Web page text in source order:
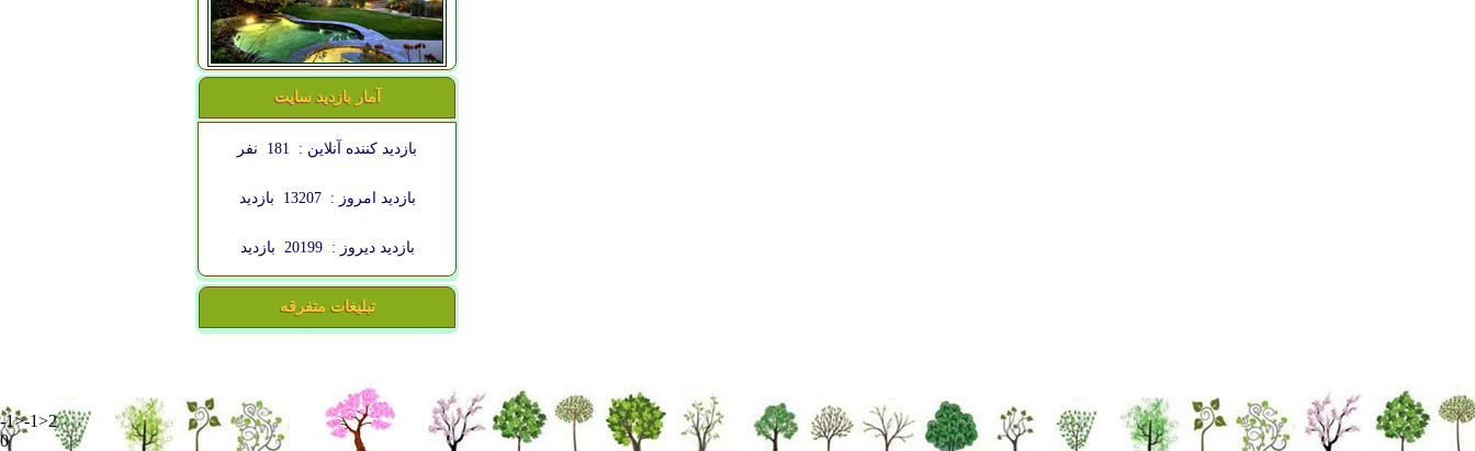
آمار بازدید سایت
بازدید کننده آنلاین : 181 نفر
بازدید امروز : 13207 بازدید
بازدید دیروز : 20199 بازدید
تبلیغات متفرقه
-1>-1>2
0